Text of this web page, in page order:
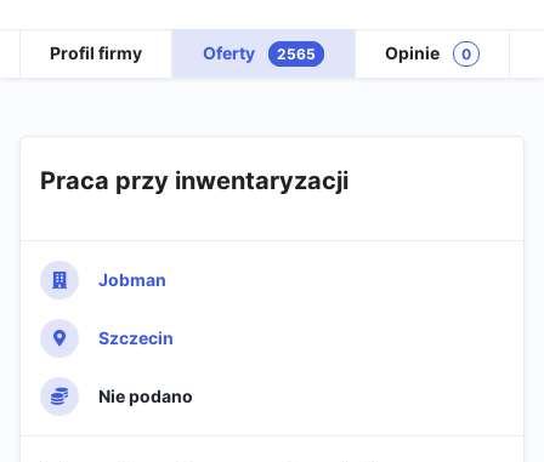
Profil firmy Oferty 2565 Opinie 0
Praca przy inwentaryzacji
Jobman
Szczecin
Nie podano